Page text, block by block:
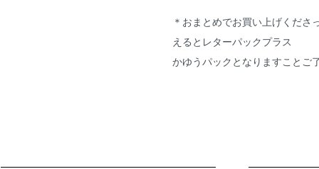
＊おまとめでお買い上げくださ
えるとレターパックプラス
かゆうパックとなりますことご